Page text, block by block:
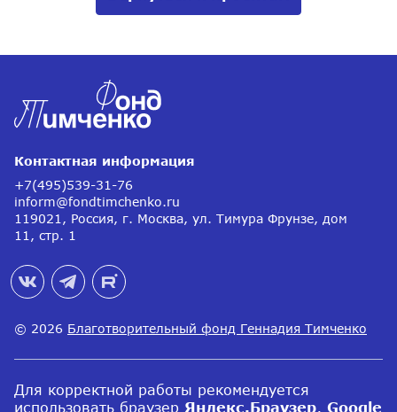
Контактная информация
+7(495)539-31-76
inform@fondtimchenko.ru
119021, Россия, г. Москва, ул. Тимура Фрунзе, дом
11, стр. 1
© 2026 Благотворительный фонд Геннадия Тимченко
Для корректной работы рекомендуется
использовать браузер Яндекс.Браузер, Google